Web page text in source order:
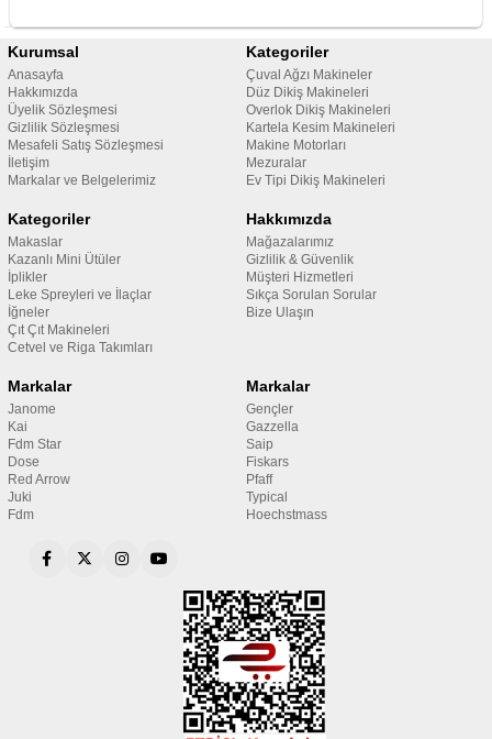
Kurumsal
Anasayfa
Hakkımızda
Üyelik Sözleşmesi
Gizlilik Sözleşmesi
Mesafeli Satış Sözleşmesi
İletişim
Markalar ve Belgelerimiz
Kategoriler
Çuval Ağzı Makineler
Düz Dikiş Makineleri
Overlok Dikiş Makineleri
Kartela Kesim Makineleri
Makine Motorları
Mezuralar
Ev Tipi Dikiş Makineleri
Kategoriler
Makaslar
Kazanlı Mini Ütüler
İplikler
Leke Spreyleri ve İlaçlar
İğneler
Çıt Çıt Makineleri
Cetvel ve Riga Takımları
Hakkımızda
Mağazalarımız
Gizlilik & Güvenlik
Müşteri Hizmetleri
Sıkça Sorulan Sorular
Bize Ulaşın
Markalar
Janome
Kai
Fdm Star
Dose
Red Arrow
Juki
Fdm
Markalar
Gençler
Gazzella
Saip
Fiskars
Pfaff
Typical
Hoechstmass